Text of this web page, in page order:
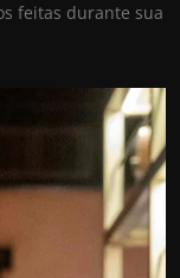
feitas durante sua